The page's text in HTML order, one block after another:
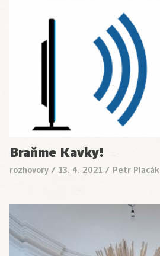
Braňme Kavky!
rozhovory / 13. 4. 2021 / Petr Placák